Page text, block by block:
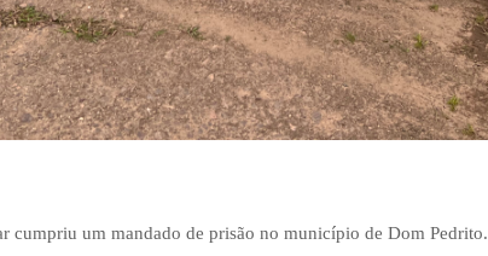
cumpriu um mandado de prisão no município de Dom Pedrito.